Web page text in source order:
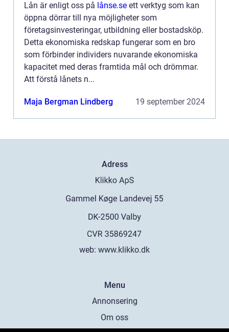
Lån är enligt oss på lånse.se ett verktyg som kan
öppna dörrar till nya möjligheter som
företagsinvesteringar, utbildning eller bostadsköp.
Detta ekonomiska redskap fungerar som en bro
som förbinder individers nuvarande ekonomiska
kapacitet med deras framtida mål och drömmar.
Att förstå lånets n...
Maja Bergman Lindberg 19 september 2024
Adress
web: www.klikko.dk
Menu
Annonsering
Om oss